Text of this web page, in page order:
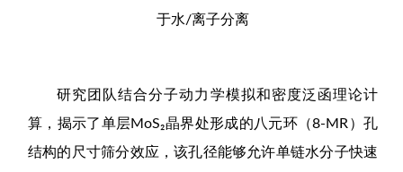
于水/离子分离
研究团队结合分子动力学模拟和密度泛函理论计
算，揭示了单层MoS₂晶界处形成的八元环（8-MR）孔
结构的尺寸筛分效应，该孔径能够允许单链水分子快速